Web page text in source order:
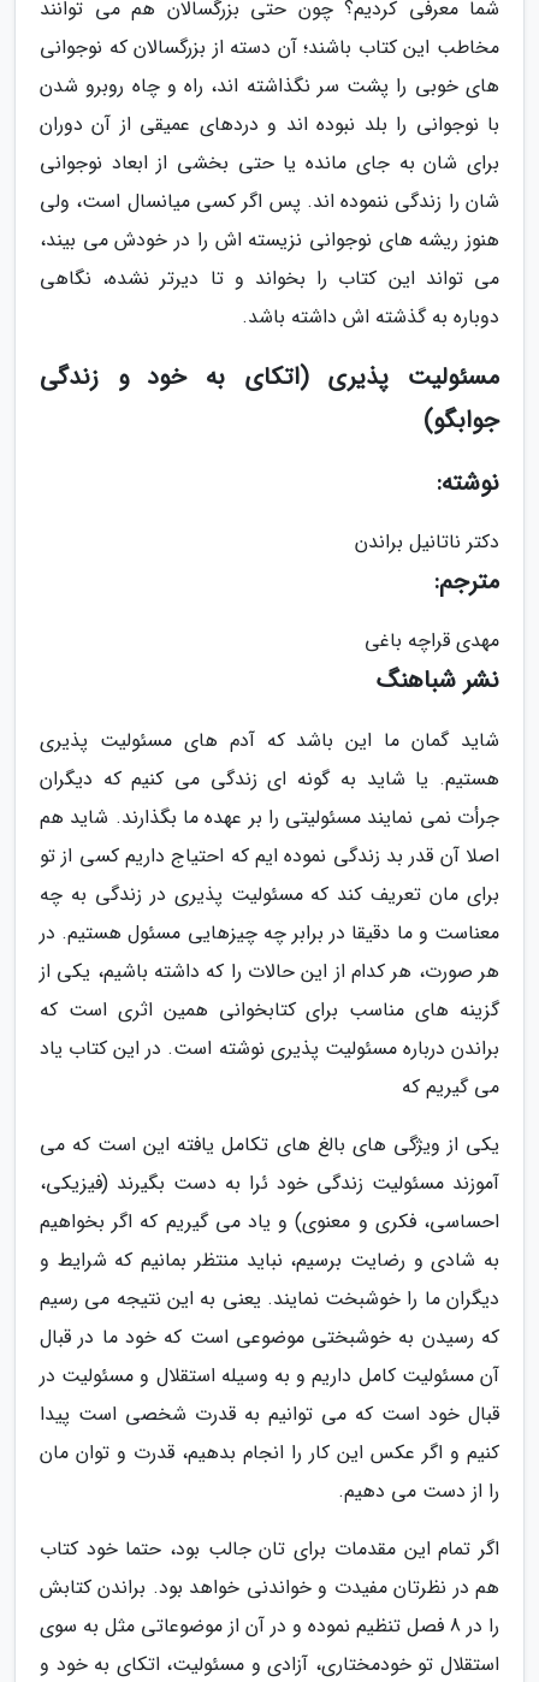
شما معرفی کردیم؟ چون حتی بزرگسالان هم می توانند
مخاطب این کتاب باشند؛ آن دسته از بزرگسالان که نوجوانی
های خوبی را پشت سر نگذاشته اند، راه و چاه روبرو شدن
با نوجوانی را بلد نبوده اند و دردهای عمیقی از آن دوران
برای شان به جای مانده یا حتی بخشی از ابعاد نوجوانی
شان را زندگی ننموده اند. پس اگر کسی میانسال است، ولی
هنوز ریشه های نوجوانی نزیسته اش را در خودش می بیند،
می تواند این کتاب را بخواند و تا دیرتر نشده، نگاهی
دوباره به گذشته اش داشته باشد.
مسئولیت پذیری (اتکای به خود و زندگی
جوابگو)
نوشته:
دکتر ناتانیل براندن
مترجم:
مهدی قراچه باغی
نشر شباهنگ
شاید گمان ما این باشد که آدم های مسئولیت پذیری
هستیم. یا شاید به گونه ای زندگی می کنیم که دیگران
جرأت نمی نمایند مسئولیتی را بر عهده ما بگذارند. شاید هم
اصلا آن قدر بد زندگی نموده ایم که احتیاج داریم کسی از تو
برای مان تعریف کند که مسئولیت پذیری در زندگی به چه
معناست و ما دقیقا در برابر چه چیزهایی مسئول هستیم. در
هر صورت، هر کدام از این حالات را که داشته باشیم، یکی از
گزینه های مناسب برای کتابخوانی همین اثری است که
براندن درباره مسئولیت پذیری نوشته است. در این کتاب یاد
می گیریم که
یکی از ویژگی های بالغ های تکامل یافته این است که می
آموزند مسئولیت زندگی خود ئرا به دست بگیرند (فیزیکی،
احساسی، فکری و معنوی) و یاد می گیریم که اگر بخواهیم
به شادی و رضایت برسیم، نباید منتظر بمانیم که شرایط و
دیگران ما را خوشبخت نمایند. یعنی به این نتیجه می رسیم
که رسیدن به خوشبختی موضوعی است که خود ما در قبال
آن مسئولیت کامل داریم و به وسیله استقلال و مسئولیت در
قبال خود است که می توانیم به قدرت شخصی است پیدا
کنیم و اگر عکس این کار را انجام بدهیم، قدرت و توان مان
را از دست می دهیم.
اگر تمام این مقدمات برای تان جالب بود، حتما خود کتاب
هم در نظرتان مفیدت و خواندنی خواهد بود. براندن کتابش
را در 8 فصل تنظیم نموده و در آن از موضوعاتی مثل به سوی
استقلال تو خودمختاری، آزادی و مسئولیت، اتکای به خود و